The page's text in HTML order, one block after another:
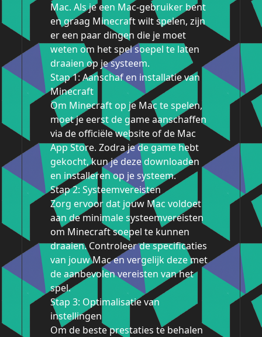
Mac. Als je een Mac-gebruiker bent
en graag Minecraft wilt spelen, zijn
er een paar dingen die je moet
weten om het spel soepel te laten
draaien op je systeem.
Stap 1: Aanschaf en installatie van
Minecraft
Om Minecraft op je Mac te spelen,
moet je eerst de game aanschaffen
via de officiële website of de Mac
App Store. Zodra je de game hebt
gekocht, kun je deze downloaden
en installeren op je systeem.
Stap 2: Systeemvereisten
Zorg ervoor dat jouw Mac voldoet
aan de minimale systeemvereisten
om Minecraft soepel te kunnen
draaien. Controleer de specificaties
van jouw Mac en vergelijk deze met
de aanbevolen vereisten van het
spel.
Stap 3: Optimalisatie van
instellingen
Om de beste prestaties te behalen